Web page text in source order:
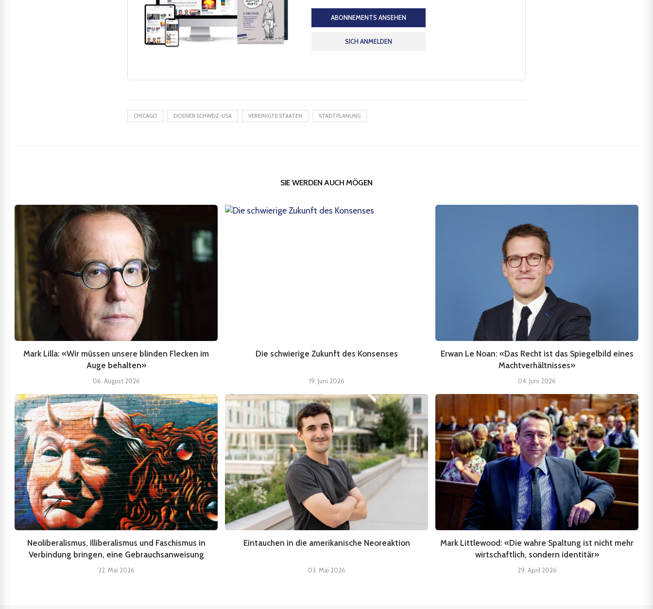
ABONNEMENTS ANSEHEN
SICH ANMELDEN
CHICAGO DOSSIER SCHWEIZ-USA VEREINIGTE STAATEN STADTPLANUNG
SIE WERDEN AUCH MÖGEN
Mark Lilla: «Wir müssen unsere blinden Flecken im
Auge behalten»
06. August 2026
Die schwierige Zukunft des Konsenses
19. Juni 2026
Erwan Le Noan: «Das Recht ist das Spiegelbild eines
Machtverhältnisses»
04. Juni 2026
Neoliberalismus, Illiberalismus und Faschismus in
Verbindung bringen, eine Gebrauchsanweisung
22. Mai 2026
Eintauchen in die amerikanische Neoreaktion
03. Mai 2026
Mark Littlewood: «Die wahre Spaltung ist nicht mehr
wirtschaftlich, sondern identitär»
29. April 2026